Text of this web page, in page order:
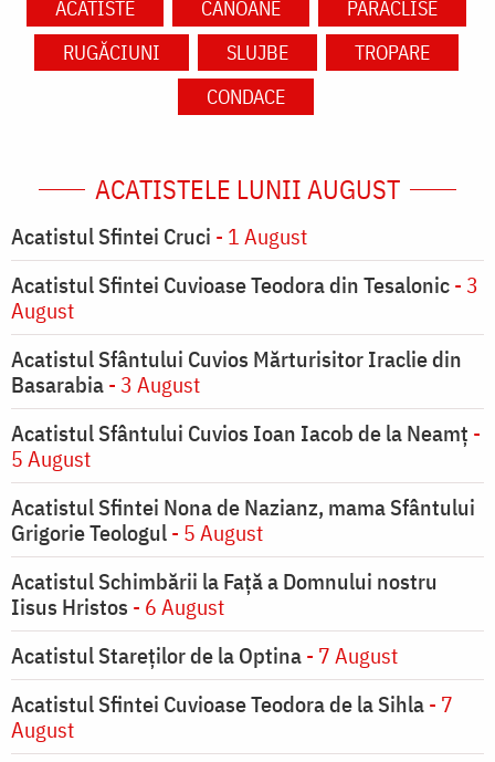
ACATISTE CANOANE
PARACLISE
RUGĂCIUNI
SLUJBE
TROPARE
CONDACE
ACATISTELE LUNII AUGUST
Acatistul Sfintei Cruci - 1 August
Acatistul Sfintei Cuvioase Teodora din Tesalonic- 3
August
Acatistul Sfântului Cuvios Mărturisitor Iraclie din
Basarabia- 3 August
Acatistul Sfântului Cuvios Ioan Iacob de la Neamț -
5 August
Acatistul Sfintei Nona de Nazianz, mama Sfântului
Grigorie Teologul- 5 August
Acatistul Schimbării la Faţă a Domnului nostru
Iisus Hristos - 6 August
Acatistul Stareţilor de la Optina- 7 August
Acatistul Sfintei Cuvioase Teodora de la Sihla- 7
August